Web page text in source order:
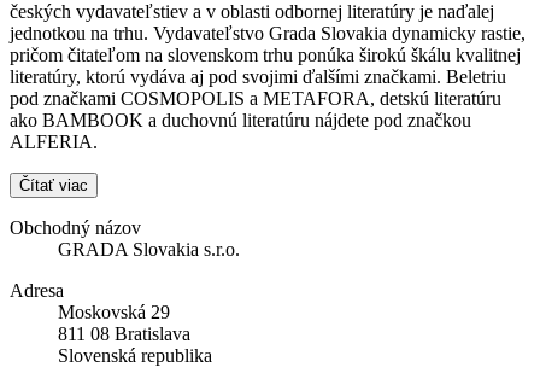
českých vydavateľstiev a v oblasti odbornej literatúry je naďalej
jednotkou na trhu. Vydavateľstvo Grada Slovakia dynamicky rastie,
pričom čitateľom na slovenskom trhu ponúka širokú škálu kvalitnej
literatúry, ktorú vydáva aj pod svojimi ďalšími značkami. Beletriu
pod značkami COSMOPOLIS a METAFORA, detskú literatúru
ako BAMBOOK a duchovnú literatúru nájdete pod značkou
ALFERIA.
Čítať viac
Obchodný názov
GRADA Slovakia s.r.o.
Adresa
Moskovská 29
811 08 Bratislava
Slovenská republika